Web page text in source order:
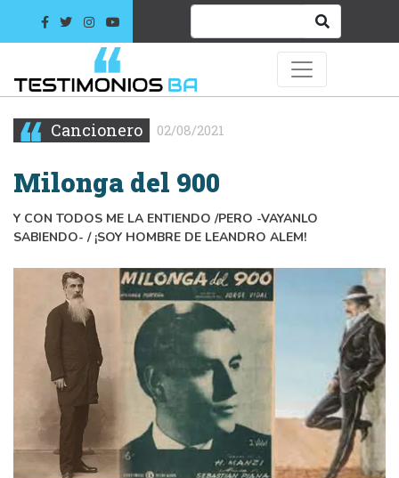
Cancionero 02/08/2021
Milonga del 900
Y CON TODOS ME LA ENTIENDO /PERO -VAYANLO
SABIENDO- / ¡SOY HOMBRE DE LEANDRO ALEM!